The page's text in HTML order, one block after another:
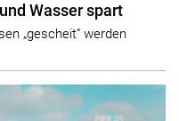
Wasser spart
„gescheit“ werden